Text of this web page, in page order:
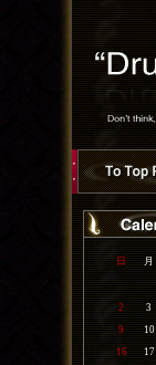
日 月
2
3
9
10
16
17